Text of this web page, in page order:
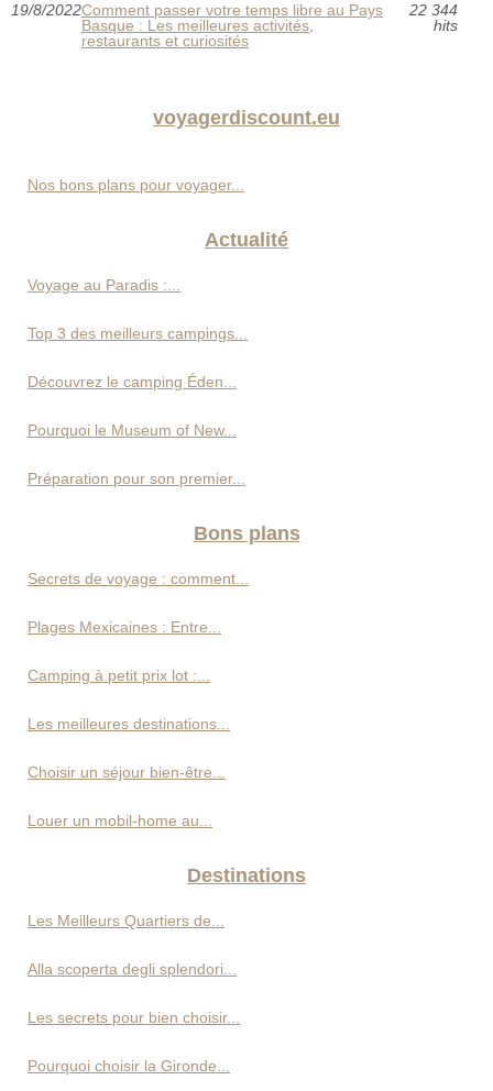
19/8/2022Comment passer votre temps libre au Pays
Basque : Les meilleures activités,
restaurants et curiosités
22 344
hits
voyagerdiscount.eu
Nos bons plans pour voyager...
Actualité
Voyage au Paradis :...
Top 3 des meilleurs campings...
Découvrez le camping Éden...
Pourquoi le Museum of New...
Préparation pour son premier...
Bons plans
Secrets de voyage : comment...
Plages Mexicaines : Entre...
Camping à petit prix lot :...
Les meilleures destinations...
Choisir un séjour bien-être...
Louer un mobil-home au...
Destinations
Les Meilleurs Quartiers de...
Alla scoperta degli splendori...
Les secrets pour bien choisir...
Pourquoi choisir la Gironde...